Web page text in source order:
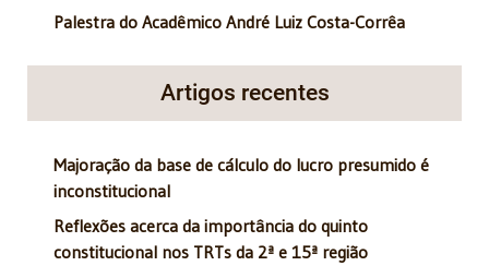
Palestra do Acadêmico André Luiz Costa-Corrêa
Artigos recentes
Majoração da base de cálculo do lucro presumido é
inconstitucional
Reflexões acerca da importância do quinto
constitucional nos TRTs da 2ª e 15ª região